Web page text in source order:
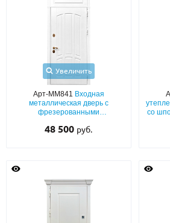
Увеличить
Арт-ММ841 Входная
металлическая дверь с
фрезерованными
(белый цвет по RAL) с верхней
48 500 руб.
со